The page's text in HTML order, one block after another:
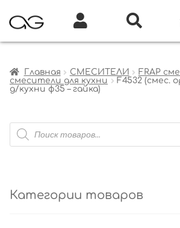
Главная СМЕСИТЕЛИ FRAP
смесители для кухни
F4532 (смес.
д/кухни ф35 – гайка)
Поиск
товаров
Категории товаров